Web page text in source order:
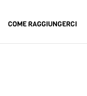
COME RAGGIUNGERCI